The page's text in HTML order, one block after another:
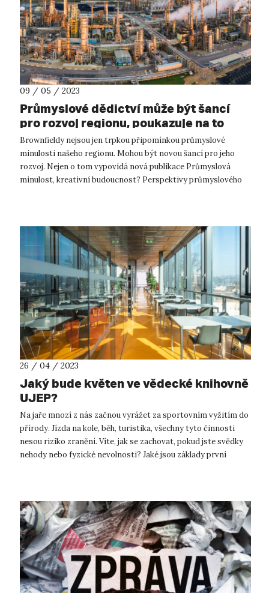
09 / 05 / 2023
Průmyslové dědictví může být šancí
pro rozvoj regionu, poukazuje na to
nová publikace UJEP
Brownfieldy nejsou jen trpkou připomínkou průmyslové
minulosti našeho regionu. Mohou být novou šancí pro jeho
rozvoj. Nejen o tom vypovídá nová publikace Průmyslová
minulost, kreativní budoucnost? Perspektivy průmyslového
26 / 04 / 2023
Jaký bude květen ve vědecké knihovně
UJEP?
Na jaře mnozí z nás začnou vyrážet za sportovním vyžitím do
přírody. Jízda na kole, běh, turistika, všechny tyto činnosti
nesou riziko zranění. Víte, jak se zachovat, pokud jste svědky
nehody nebo fyzické nevolnosti? Jaké jsou základy první